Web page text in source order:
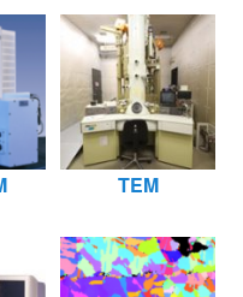
TEM